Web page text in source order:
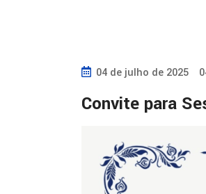
04 de julho de 2025
Convite para